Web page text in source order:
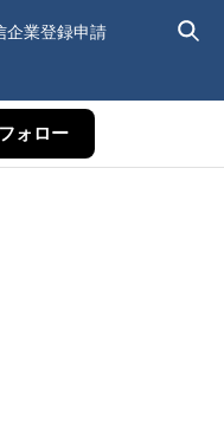
企業登録申請
フォロー